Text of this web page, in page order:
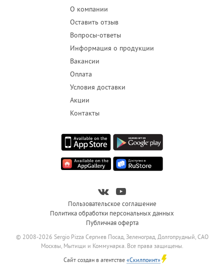
О компании
Оставить отзыв
Вопросы-ответы
Информация о продукции
Вакансии
Оплата
Условия доставки
Акции
Контакты
Пользовательское соглашение
Политика обработки персональных данных
Публичная оферта
© 2008-2026 Sergio Pizza Сергиев Посад, Зеленоград, Долгопрудный, САО
Москвы, Мытищи и Коммунарка. Все права защищены.
Сайт создан в агентстве «Скилпоинт»